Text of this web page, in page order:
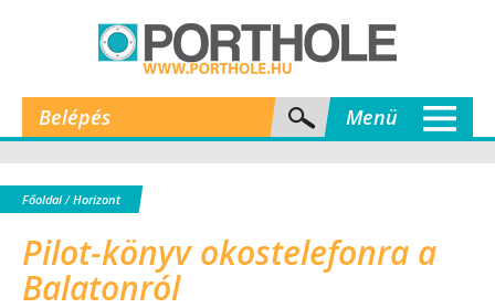
Belépés Menü
Főoldal/Horizont
Pilot-könyv okostelefonra a
Balatonról